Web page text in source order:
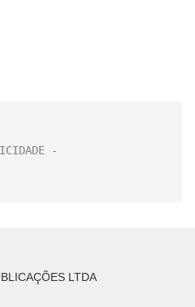
LTDA